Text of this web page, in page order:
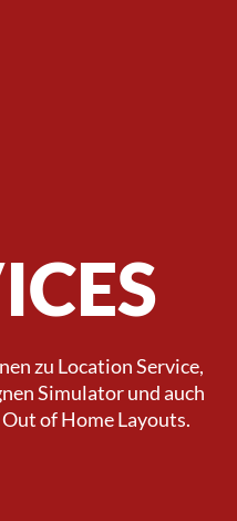
zu Location Service,
Simulator und auch
of Home Layouts.